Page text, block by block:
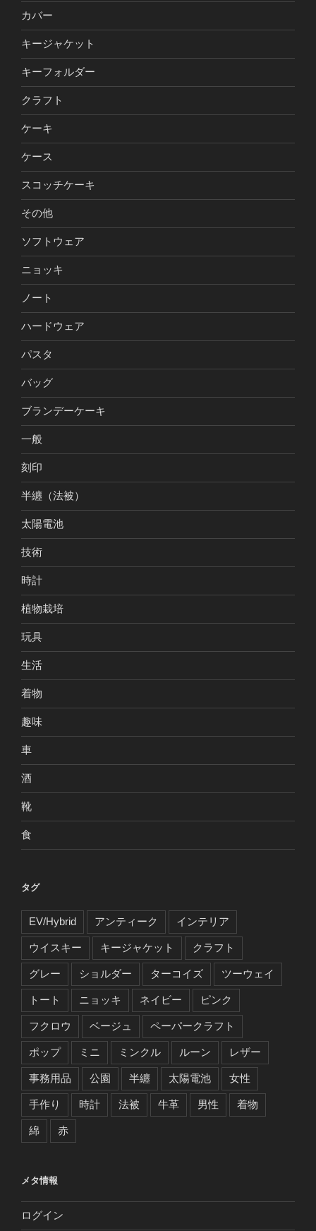
カバー
キージャケット
キーフォルダー
クラフト
ケーキ
ケース
スコッチケーキ
その他
ソフトウェア
ニョッキ
ノート
ハードウェア
パスタ
バッグ
ブランデーケーキ
一般
刻印
半纏（法被）
太陽電池
技術
時計
植物栽培
玩具
生活
着物
趣味
車
酒
靴
食
タグ
EV/Hybrid アンティーク インテリア
ウイスキー キージャケット クラフト
グレー ショルダー ターコイズ ツーウェイ
トート ニョッキ ネイビー ピンク
フクロウ ベージュ ペーパークラフト
ポップ ミニ ミンクル ルーン レザー
事務用品 公園 半纏 太陽電池 女性
手作り 時計 法被 牛革 男性 着物
綿 赤
メタ情報
ログイン